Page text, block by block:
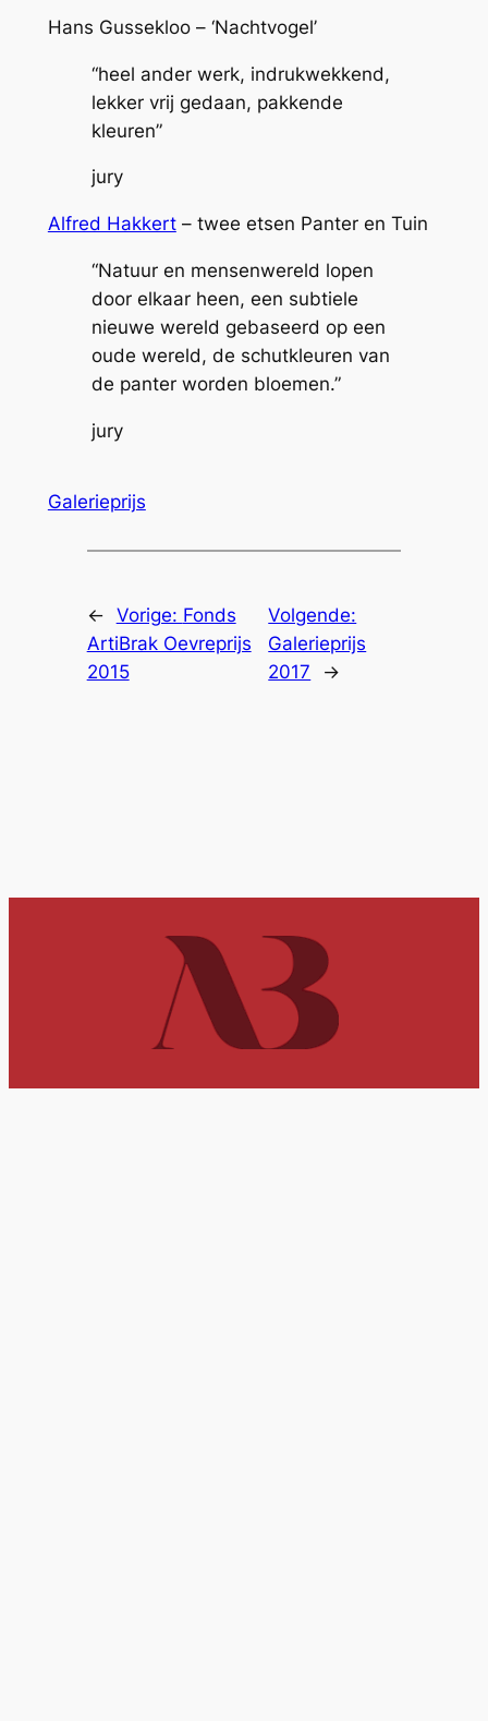
Hans Gussekloo – ‘Nachtvogel’
“heel ander werk, indrukwekkend,
lekker vrij gedaan, pakkende
kleuren”
jury
Alfred Hakkert– twee etsen Panter en Tuin
“Natuur en mensenwereld lopen
door elkaar heen, een subtiele
nieuwe wereld gebaseerd op een
oude wereld, de schutkleuren van
de panter worden bloemen.”
jury
Galerieprijs
← Vorige: Fonds
ArtiBrak Oevreprijs
2015
Volgende:
Galerieprijs
2017
→